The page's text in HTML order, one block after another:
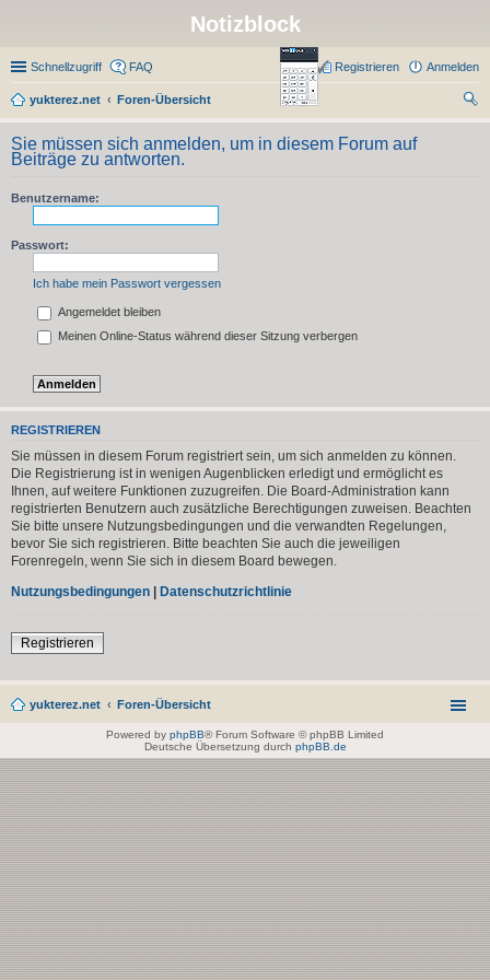
Notizblock
Schnellzugriff FAQ Anmelden
Registrieren
yukterez.net
Foren-Übersicht
uc
Sie müssen sich anmelden, um in diesem Forum auf
Beiträge zu antworten.
Benutzername:
Passwort:
Ich habe mein Passwort vergessen
Angemeldet bleiben
Meinen Online-Status während dieser Sitzung verbergen
REGISTRIEREN
Sie müssen in diesem Forum registriert sein, um sich anmelden zu können.
Die Registrierung ist in wenigen Augenblicken erledigt und ermöglicht es
Ihnen, auf weitere Funktionen zuzugreifen. Die Board-Administration kann
registrierten Benutzern auch zusätzliche Berechtigungen zuweisen. Beachten
Sie bitte unsere Nutzungsbedingungen und die verwandten Regelungen,
bevor Sie sich registrieren. Bitte beachten Sie auch die jeweiligen
Forenregeln, wenn Sie sich in diesem Board bewegen.
Nutzungsbedingungen | Datenschutzrichtlinie
Registrieren
yukterez.net Foren-Übersicht
Powered by phpBB® Forum Software © phpBB Limited
Deutsche Übersetzung durch phpBB.de